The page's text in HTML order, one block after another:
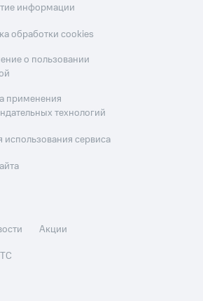
информации
обработки cookies
о пользовании
применения
технологий
использования сервиса
Акции